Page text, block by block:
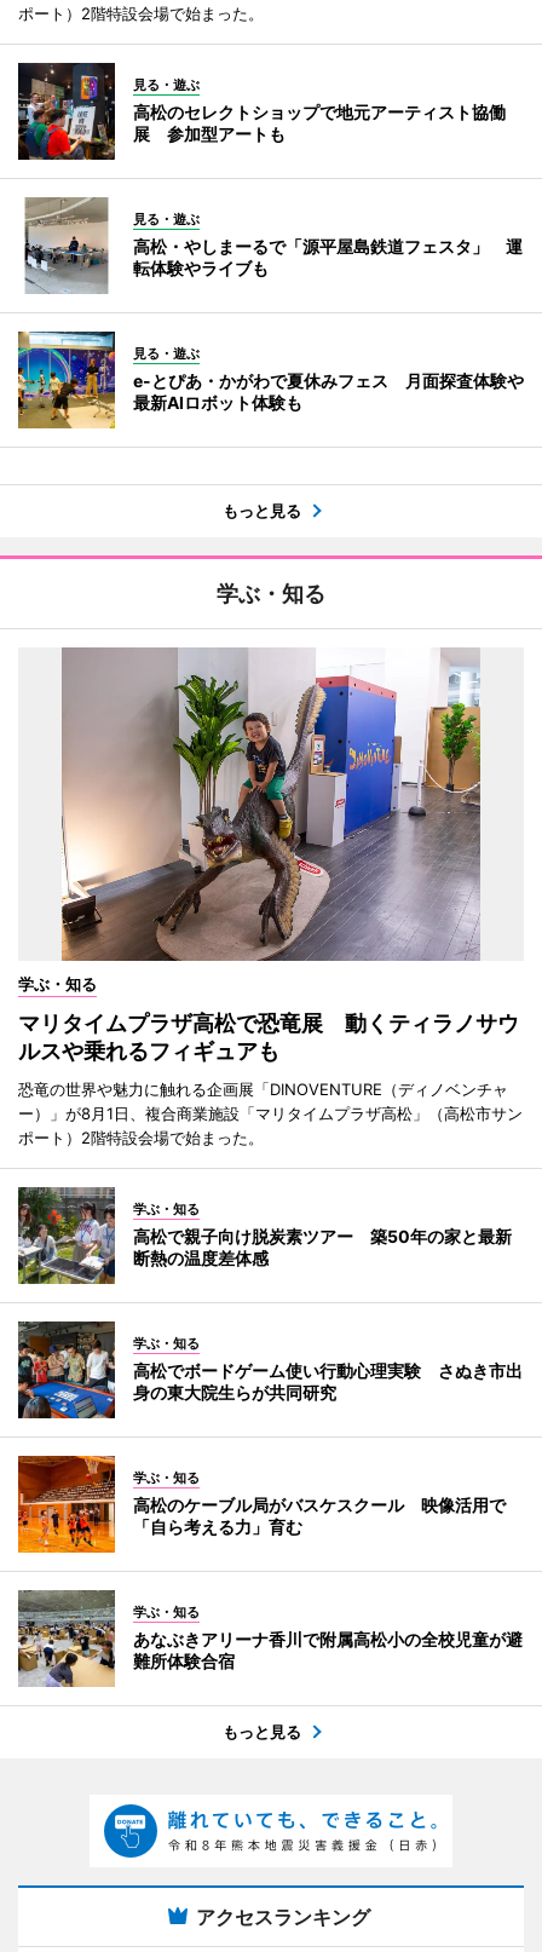
ポート）2階特設会場で始まった。
見る・遊ぶ
高松のセレクトショップで地元アーティスト協働
展 参加型アートも
見る・遊ぶ
高松・やしまーるで「源平屋島鉄道フェスタ」 運
転体験やライブも
見る・遊ぶ
e-とぴあ・かがわで夏休みフェス 月面探査体験や
最新AIロボット体験も
もっと見る
学ぶ・知る
学ぶ・知る
マリタイムプラザ高松で恐竜展 動くティラノサウ
ルスや乗れるフィギュアも
恐竜の世界や魅力に触れる企画展「DINOVENTURE（ディノベンチャ
ー）」が8月1日、複合商業施設「マリタイムプラザ高松」（高松市サン
ポート）2階特設会場で始まった。
学ぶ・知る
高松で親子向け脱炭素ツアー 築50年の家と最新
断熱の温度差体感
学ぶ・知る
高松でボードゲーム使い行動心理実験 さぬき市出
身の東大院生らが共同研究
学ぶ・知る
高松のケーブル局がバスケスクール 映像活用で
「自ら考える力」育む
学ぶ・知る
あなぶきアリーナ香川で附属高松小の全校児童が避
難所体験合宿
もっと見る
アクセスランキング